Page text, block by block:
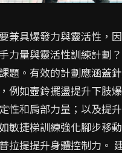
兼具爆發力與靈活性，
力量與靈活性訓練計劃
題。有效的計劃應涵蓋
例如壺鈴擺盪提升下肢
性和肩部力量；以及提
敏捷梯訓練強化腳步移
拉提提升身體控制力。